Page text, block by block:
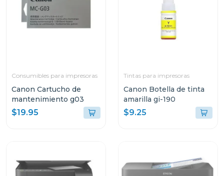
Consumibles para impresoras
Canon Cartucho de
mantenimiento g03
$19.95
Tintas para impresoras
Canon Botella de tinta
amarilla gi-190
$9.25